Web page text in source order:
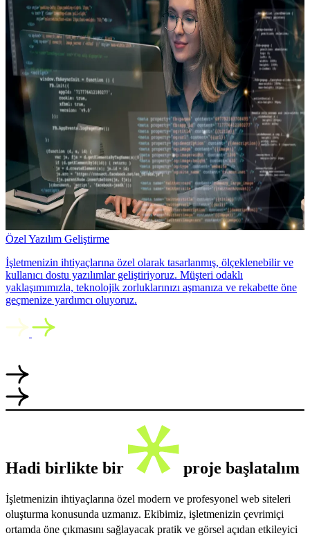
Özel Yazılım Geliştirme
İşletmenizin ihtiyaçlarına özel olarak tasarlanmış, ölçeklenebilir ve
kullanıcı dostu yazılımlar geliştiriyoruz. Müşteri odaklı
yaklaşımımızla, teknolojik zorluklarınızı aşmanıza ve rekabette öne
geçmenize yardımcı oluyoruz.
Hadi birlikte bir proje başlatalım
İşletmenizin ihtiyaçlarına özel modern ve profesyonel web siteleri
oluşturma konusunda uzmanız. Ekibimiz, işletmenizin çevrimiçi
ortamda öne çıkmasını sağlayacak pratik ve görsel açıdan etkileyici